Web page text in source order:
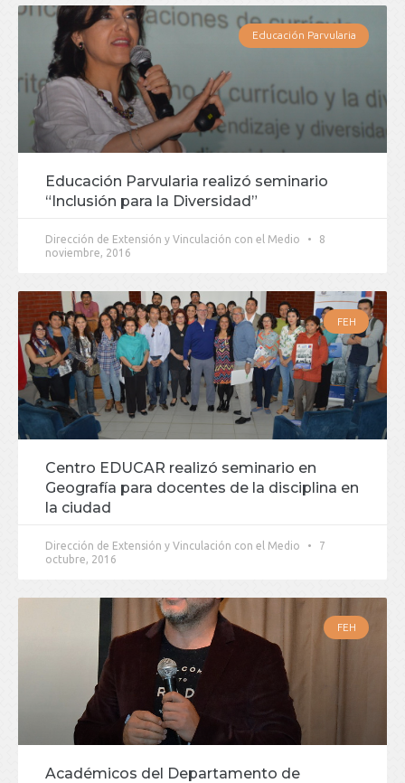
Educación Parvularia
Educación Parvularia realizó seminario
“Inclusión para la Diversidad”
Dirección de Extensión y Vinculación con el Medio
8
noviembre, 2016
FEH
Centro EDUCAR realizó seminario en
Geografía para docentes de la disciplina en
la ciudad
Dirección de Extensión y Vinculación con el Medio
7
octubre, 2016
FEH
Académicos del Departamento de